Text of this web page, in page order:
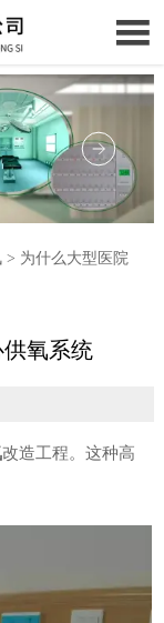

> 为什么大型医院
氧系统
改造工程。这种高